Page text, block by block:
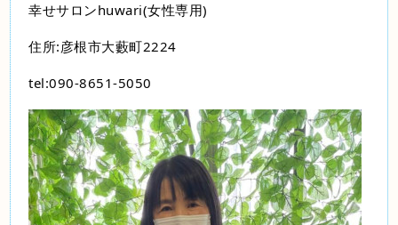
幸せサロンhuwari(女性専用)
住所:彦根市大藪町2224
tel:090-8651-5050